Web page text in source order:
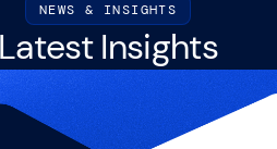
NEWS & INSIGHTS
Latest Insights